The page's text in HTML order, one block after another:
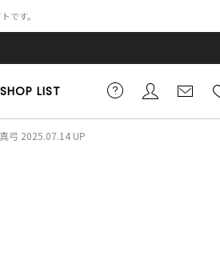
です。
SHOP LIST
弓 2025.07.14 UP